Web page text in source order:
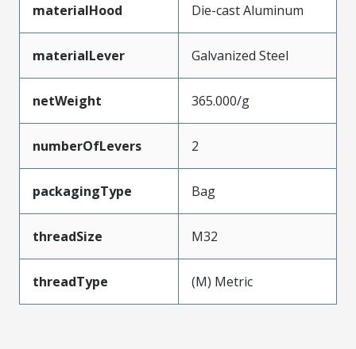
materialHood Die-cast Aluminum
materialLever Galvanized Steel
netWeight 365.000/g
numberOfLevers 2
packagingType Bag
threadSize M32
threadType (M) Metric